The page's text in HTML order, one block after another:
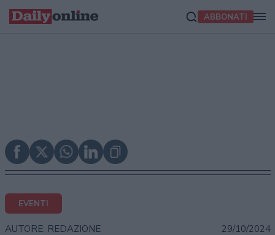
ABBONATI
EVENTI
AUTORE: REDAZIONE 29/10/2024